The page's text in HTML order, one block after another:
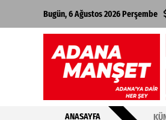
Bugün, 6 Ağustos 2026 Perşembe
ANASAYFA